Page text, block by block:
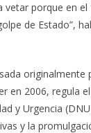
vetar porque en
de Estado”,
originalmente
en 2006, regula
y Urgencia
y la